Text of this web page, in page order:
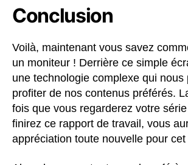
Conclusion
Voilà, maintenant vous savez
un moniteur ! Derrière ce simple
une technologie complexe qui nous
profiter de nos contenus préférés.
fois que vous regarderez votre
finirez ce rapport de travail, vous
appréciation toute nouvelle pour